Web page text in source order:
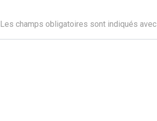
Les champs obligatoires sont indiqués avec